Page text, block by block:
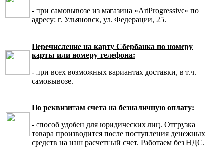
- при самовывозе из магазина «ArtProgressive» по
адресу: г. Ульяновск, ул. Федерации, 25.
Перечисление на карту Сбербанка по номеру
карты или номеру телефона:
- при всех возможных вариантах доставки, в т.ч.
самовывозе.
По реквизитам счета на безналичную оплату:
- способ удобен для юридических лиц. Отгрузка
товара производится после поступления денежных
средств на наш расчетный счет. Работаем без НДС.